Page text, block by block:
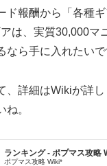
ド報酬から「各種
は、実質30,000マ
なら手に入れたいで
、詳細はWikiが詳
ね。
ランキング - ポプマス攻略
ポプマス攻略 Wiki*